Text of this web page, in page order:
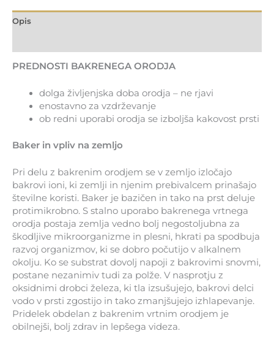
Opis
PREDNOSTI BAKRENEGA ORODJA
dolga življenjska doba orodja – ne rjavi
enostavno za vzdrževanje
ob redni uporabi orodja se izboljša kakovost prsti
Baker in vpliv na zemljo
Pri delu z bakrenim orodjem se v zemljo izločajo
bakrovi ioni, ki zemlji in njenim prebivalcem prinašajo
številne koristi. Baker je bazičen in tako na prst deluje
protimikrobno. S stalno uporabo bakrenega vrtnega
orodja postaja zemlja vedno bolj negostoljubna za
škodljive mikroorganizme in plesni, hkrati pa spodbuja
razvoj organizmov, ki se dobro počutijo v alkalnem
okolju. Ko se substrat dovolj napoji z bakrovimi snovmi,
postane nezanimiv tudi za polže. V nasprotju z
oksidnimi drobci železa, ki tla izsušujejo, bakrovi delci
vodo v prsti zgostijo in tako zmanjšujejo izhlapevanje.
Pridelek obdelan z bakrenim vrtnim orodjem je
obilnejši, bolj zdrav in lepšega videza.